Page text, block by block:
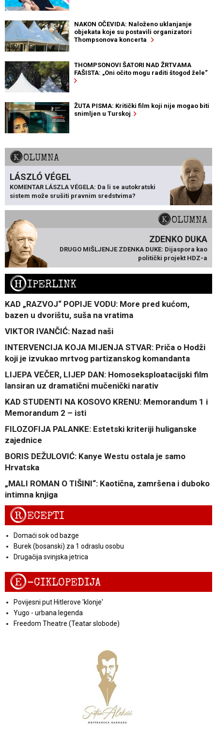
NAKON OČEVIDA: Naloženo uklanjanje
objekata koje su postavili organizatori
Thompsonova koncerta
THOMPSONOVI ŠATORI NAD ŽRTVAMA
FAŠISTA: „Oni očito mogu raditi štogod žele“
ŽUTA PISMA: Kritički film koji nije mogao biti
snimljen u Turskoj
KOLUMNA
LÁSZLÓ VÉGEL
KOMENTAR LÁSZLA VÉGELA: Da li se autokratski
sistem može srušiti pravnim sredstvima?
KOLUMNA
ZDENKO DUKA
DRUGO MIŠLJENJE ZDENKA DUKE: Dijaspora kao
politički projekt HDZ-a
HIPERLINK
KAD „RAZVOJ“ POPIJE VODU: More pred kućom,
bazen u dvorištu, suša na vratima
VIKTOR IVANČIĆ: Nazad naši
INTERVENCIJA KOJA MIJENJA STVAR: Priča o Hodži
koji je izvukao mrtvog partizanskog komandanta
LIJEPA VEČER, LIJEP DAN: Homoseksploatacijski film
lansiran uz dramatični mučenički narativ
KAD STUDENTI NA KOSOVO KRENU: Memorandum 1 i
Memorandum 2 – isti
FILOZOFIJA PALANKE: Estetski kriteriji huliganske
zajednice
BORIS DEŽULOVIĆ: Kanye Westu ostala je samo
Hrvatska
„MALI ROMAN O TIŠINI“: Kaotična, zamršena i duboko
intimna knjiga
RECEPTI
Domaći sok od bazge
Burek (bosanski) za 1 odraslu osobu
Drugačija svinjska jetrica
E-CIKLOPEDIJA
Povijesni put Hitlerove 'klonje'
Yugo - urbana legenda
Freedom Theatre (Teatar slobode)